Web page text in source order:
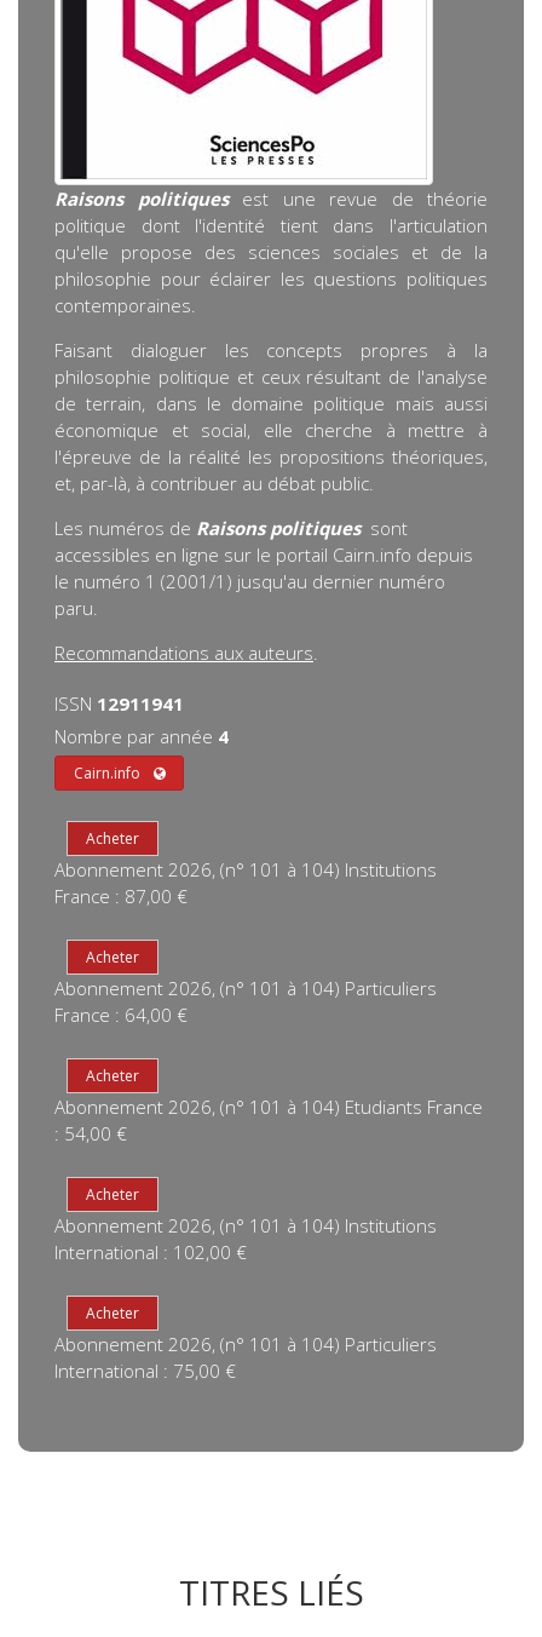
Raisons politiquesest une revue de théorie
politique dont l'identité tient dans l'articulation
qu'elle propose des sciences sociales et de la
philosophie pour éclairer les questions politiques
contemporaines.
Faisant dialoguer les concepts propres à la
philosophie politique et ceux résultant de l'analyse
de terrain, dans le domaine politique mais aussi
économique et social, elle cherche à mettre à
l'épreuve de la réalité les propositions théoriques,
et, par-là, à contribuer au débat public.
Les numéros de Raisons politiques sont
accessibles en ligne sur le portail Cairn.info depuis
le numéro 1 (2001/1) jusqu'au dernier numéro
paru.
Recommandations aux auteurs.
ISSN 12911941
Nombre par année 4
Cairn.info
Abonnement 2026, (n° 101 à 104) Institutions
France : 87,00 €
Abonnement 2026, (n° 101 à 104) Particuliers
France : 64,00 €
Abonnement 2026, (n° 101 à 104) Etudiants France
: 54,00 €
Abonnement 2026, (n° 101 à 104) Institutions
International : 102,00 €
Abonnement 2026, (n° 101 à 104) Particuliers
International : 75,00 €
TITRES LIÉS